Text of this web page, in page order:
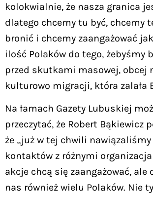
kolokwialnie, że nasza granica
dlatego chcemy tu być, chcemy
bronić i chcemy zaangażować
ilość Polaków do tego, żebyśmy
przed skutkami masowej, obcej
kulturowo migracji, która zalała
Na łamach Gazety Lubuskiej
przeczytać, że Robert Bąkiewicz
że „już w tej chwili nawiązaliśmy
kontaktów z różnymi
akcje chcą się zaangażować, ale
nas również wielu Polaków. Nie